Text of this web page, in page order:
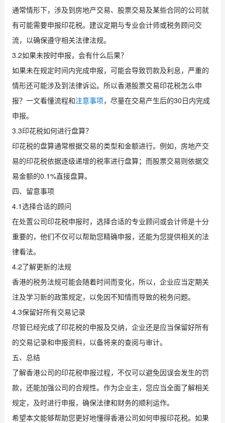
通常情形下，涉及到房地产交易、股票交易及某些合同的公司就
有可能需要申报印花税。建议定期与专业会计师或税务顾问交
流，以确保遵守相关法律法规。
3.2如果未按时申报，会有什么后果？
如果未在规定时间内完成申报，可能会导致罚款及利息，严重的
情形还可能涉及到法律诉讼。所以香港股票交易印花税怎么申
报？一文看懂流程和注意事项，尽量在交易产生后的30日内完成
申报。
3.3印花税如何进行盘算？
印花税的盘算通常根据交易的类型和金额进行。例如，房地产交
易的印花税依据逐级递增的税率进行盘算；而股票交易则依据交
易金额的0.1%直接盘算。
四、留意事项
4.1选择合适的顾问
在处置公司印花税申报时，选择合适的专业顾问或会计师是十分
重要的，他们不仅可以帮助您精确申报，还能为您提供相关的法
律看法。
4.2了解更新的法规
香港的税务法规可能会随着时间而变化，所以，企业应当定期关
注及学习新的政策规定，以免因不知情而导致的税务问题。
4.3保留好所有交易记录
尽管已经完成了印花税的申报及交纳，企业还是应当保留好所有
的交易记录和申报资料，以备将来的查阅与审计。
五、总结
了解香港公司的印花税申报过程，不仅可以避免因误会发生的罚
款，还能加强公司的合规性。作为企业主，您应当全面了解相关
规定，及时进行申报，确保法律和财务的顺利运作。
希望本文能够帮助您更好地懂得香港公司如何申报印花税。如果